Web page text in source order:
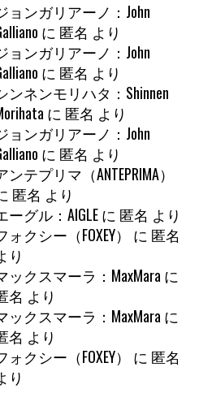
ョンガリアーノ：John
に 匿名 より
ョンガリアーノ：John
に 匿名 より
ンネンモリハタ：Shinnen
に 匿名 より
ョンガリアーノ：John
に 匿名 より
ンテプリマ（ANTEPRIMA）
匿名 より
ーグル：AIGLEに 匿名 より
ォクシー（FOXEY）
に 匿名
り
ックスマーラ：MaxMaraに
名 より
ックスマーラ：MaxMaraに
名 より
ォクシー（FOXEY）
に 匿名
り